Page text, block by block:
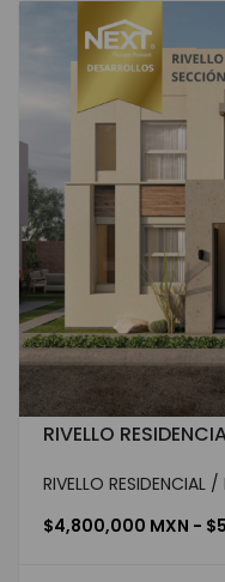
RIVELLO
RIVELLO
$4,800,000 MXN -